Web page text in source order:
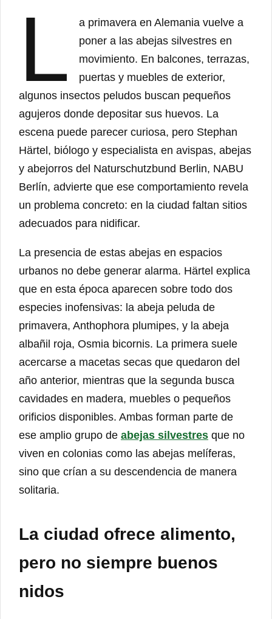
L
a primavera en Alemania vuelve a
poner a las abejas silvestres en
movimiento. En balcones, terrazas,
puertas y muebles de exterior,
algunos insectos peludos buscan pequeños
agujeros donde depositar sus huevos. La
escena puede parecer curiosa, pero Stephan
Härtel, biólogo y especialista en avispas, abejas
y abejorros del Naturschutzbund Berlin, NABU
Berlín, advierte que ese comportamiento revela
un problema concreto: en la ciudad faltan sitios
adecuados para nidificar.
La presencia de estas abejas en espacios
urbanos no debe generar alarma. Härtel explica
que en esta época aparecen sobre todo dos
especies inofensivas: la abeja peluda de
primavera, Anthophora plumipes, y la abeja
albañil roja, Osmia bicornis. La primera suele
acercarse a macetas secas que quedaron del
año anterior, mientras que la segunda busca
cavidades en madera, muebles o pequeños
orificios disponibles. Ambas forman parte de
ese amplio grupo de abejas silvestres que no
viven en colonias como las abejas melíferas,
sino que crían a su descendencia de manera
solitaria.
La ciudad ofrece alimento,
pero no siempre buenos
nidos